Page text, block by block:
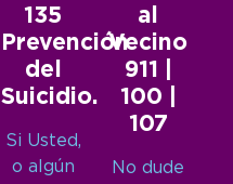
135
Prevención
del
Suicidio.
Si Usted,
o algún
al
Vecino
911 |
100 |
107
No dude